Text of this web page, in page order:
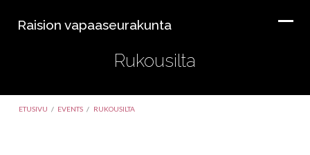
Raision vapaaseurakunta
Rukousilta
ETUSIVU / EVENTS / RUKOUSILTA